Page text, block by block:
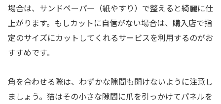
場合は、サンドペーパー（紙やすり）で整えると綺麗に仕
上がります。もしカットに自信がない場合は、購入店で指
定のサイズにカットしてくれるサービスを利用するのがお
すすめです。
角を合わせる際は、わずかな隙間も開けないように注意し
ましょう。猫はその小さな隙間に爪を引っかけてパネルを